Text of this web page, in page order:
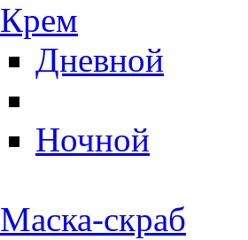
Крем
Дневной
Ночной
Маска-скраб